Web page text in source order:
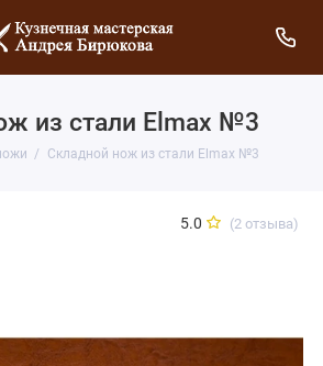
из стали Elmax №3
Складной нож из стали Elmax №3
5.0 (2 отзыва)